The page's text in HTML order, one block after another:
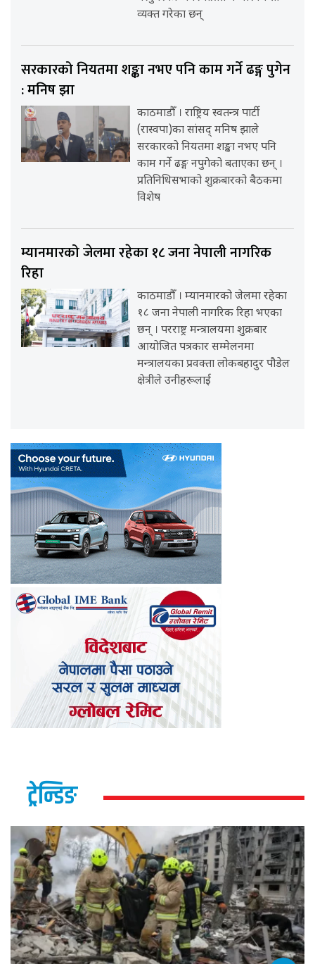
व्यक्त गरेका छन्
सरकारको नियतमा शङ्का नभए पनि काम गर्ने ढङ्ग पुगेन
: मनिष झा
काठमाडौँ । राष्ट्रिय स्वतन्त्र पार्टी
(रास्वपा)का सांसद् मनिष झाले
सरकारको नियतमा शङ्का नभए पनि
काम गर्ने ढङ्ग नपुगेको बताएका छन् ।
प्रतिनिधिसभाको शुक्रबारको बैठकमा
विशेष
म्यानमारको जेलमा रहेका १८ जना नेपाली नागरिक
रिहा
काठमाडौँ । म्यानमारको जेलमा रहेका
१८ जना नेपाली नागरिक रिहा भएका
छन् । परराष्ट्र मन्त्रालयमा शुक्रबार
आयोजित पत्रकार सम्मेलनमा
मन्त्रालयका प्रवक्ता लोकबहादुर पौडेल
क्षेत्रीले उनीहरूलाई
ट्रेन्डिङ